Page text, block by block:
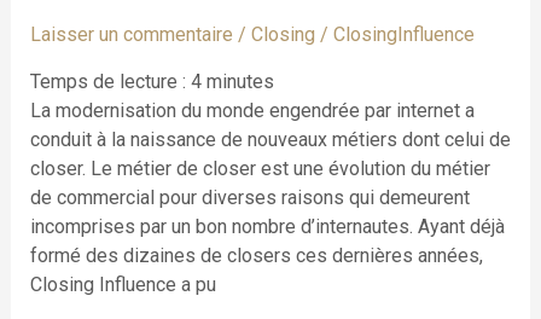
Laisser un commentaire / Closing / ClosingInfluence
Temps de lecture : 4 minutes
La modernisation du monde engendrée par internet a
conduit à la naissance de nouveaux métiers dont celui de
closer. Le métier de closer est une évolution du métier
de commercial pour diverses raisons qui demeurent
incomprises par un bon nombre d’internautes. Ayant déjà
formé des dizaines de closers ces dernières années,
Closing Influence a pu
closer
et
un
commercial
?